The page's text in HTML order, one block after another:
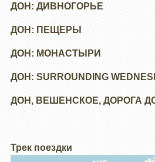
ДОН: ДИВНОГОРЬЕ
ДОН: ПЕЩЕРЫ
ДОН: МОНАСТЫРИ
ДОН: SURROUNDING
ДОН, ВЕШЕНСКОЕ, ДОРОГА
Трек поездки